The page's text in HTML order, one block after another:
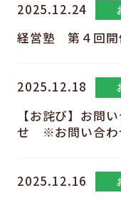
2025.12.24
経営塾 第４回開
2025.12.18
【お詫び】お問
せ ※お問い合わ
2025.12.16